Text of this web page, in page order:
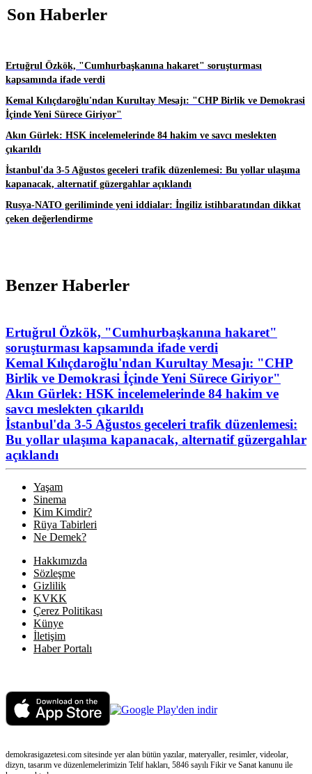
Son Haberler
Ertuğrul Özkök, "Cumhurbaşkanına hakaret" soruşturması
kapsamında ifade verdi
Kemal Kılıçdaroğlu'ndan Kurultay Mesajı: "CHP Birlik ve Demokrasi
İçinde Yeni Sürece Giriyor"
Akın Gürlek: HSK incelemelerinde 84 hakim ve savcı meslekten
çıkarıldı
İstanbul'da 3-5 Ağustos geceleri trafik düzenlemesi: Bu yollar ulaşıma
kapanacak, alternatif güzergahlar açıklandı
Rusya-NATO geriliminde yeni iddialar: İngiliz istihbaratından dikkat
çeken değerlendirme
Benzer Haberler
Ertuğrul Özkök, "Cumhurbaşkanına hakaret"
soruşturması kapsamında ifade verdi
Kemal Kılıçdaroğlu'ndan Kurultay Mesajı: "CHP
Birlik ve Demokrasi İçinde Yeni Sürece Giriyor"
Akın Gürlek: HSK incelemelerinde 84 hakim ve
savcı meslekten çıkarıldı
İstanbul'da 3-5 Ağustos geceleri trafik düzenlemesi:
Bu yollar ulaşıma kapanacak, alternatif güzergahlar
açıklandı
Yaşam
Sinema
Kim Kimdir?
Rüya Tabirleri
Ne Demek?
Hakkımızda
Sözleşme
Gizlilik
KVKK
Çerez Politikası
Künye
İletişim
Haber Portalı
demokrasigazetesi.com sitesinde yer alan bütün yazılar, materyaller, resimler, videolar,
dizyn, tasarım ve düzenlemelerimizin Telif hakları, 5846 sayılı Fikir ve Sanat kanunu ile